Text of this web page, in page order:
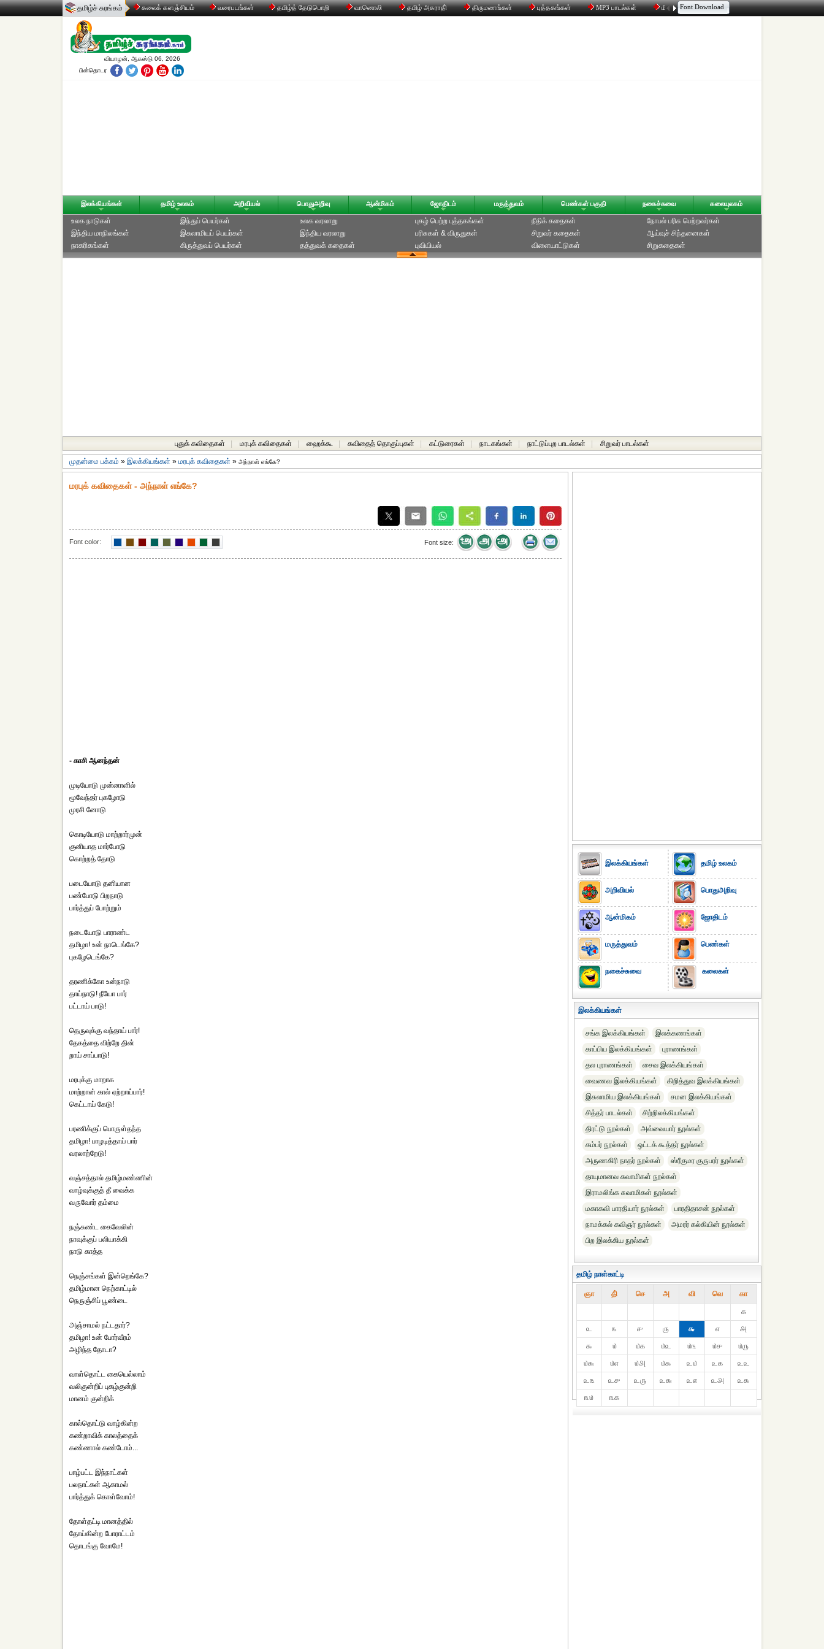
தமிழ்ச் சுரங்கம் கலைக் களஞ்சியம் வரைபடங்கள் தமிழ்த் தேடுபொறி வானொலி தமிழ் அகராதி் திருமணங்கள் புத்தகங்கள் MP3 பாடல்கள் மின்னஞ்சல் திரட்டி உரையாடல்
Font Download
வியாழன், ஆகஸ்டு 06, 2026
பின்தொடர
இலக்கியங்கள் தமிழ் உலகம் அறிவியல் பொதுஅறிவு ஆன்மிகம் ஜோதிடம் மருத்துவம் பெண்கள் பகுதி நகைச்சுவை கலையுலகம்
உலக நாடுகள்
இந்திய மாநிலங்கள்
நாகரிகங்கள்
இந்துப் பெயர்கள்
இசுலாமியப் பெயர்கள்
கிருத்துவப் பெயர்கள்
உலக வரலாறு
இந்திய வரலாறு
தத்துவக் கதைகள்
புகழ் பெற்ற புத்தகங்கள்
பரிசுகள் & விருதுகள்
புவியியல்
நீதிக் கதைகள்
சிறுவர் கதைகள்
விளையாட்டுகள்
நோபல் பரிசு‎ பெற்றவர்‎கள்
ஆய்வுச் சிந்தனைகள்
சிறுகதைகள்
புதுக் கவிதைகள் மரபுக் கவிதைகள் ஹைக்கூ கவிதைத் தொகுப்புகள் கட்டுரைகள் நாடகங்கள் நாட்டுப்புற பாடல்கள் சிறுவர் பாடல்கள்
முதன்மை பக்கம் » இலக்கியங்கள் » மரபுக் கவிதைகள் » அந்நாள் எங்கே?
மரபுக் கவிதைகள் - அந்நாள் எங்கே?
Font color: Font size:
- காசி ஆனந்தன்
முடியோடு முன்னாளில்
மூவேந்தர் புகழோடு
முரசி னோடு
கொடியோடு மாற்றார்முன்
குனியாத மார்போடு
கொற்றத் தோடு
படையோடு தனியான
பண்போடு பிறநாடு
பார்த்துப் போற்றும்
நடையோடு பாராண்ட
தமிழா! உன் நாடெங்கே?
புகழேடெங்கே?
தரணிக்கோ உன்நாடு
தாய்நாடு! நீயோ பார்
பட்டாய் பாடு!
தெருவுக்கு வந்தாய் பார்!
தேகத்தை விற்றே தின்
றாய் சாப்பாடு!
மரபுக்கு மாறாக
மாற்றான் கால் ஏற்றாய்பார்!
கெட்டாய் கேடு!
பரணிக்குப் பொருள்தந்த
தமிழா! பாழடித்தாய் பார்
வரலாற்றேடு!
வஞ்சத்தால் தமிழ்மண்ணின்
வாழ்வுக்குத் தீ வைக்க
வருவோர் தம்மை
நஞ்சுண்ட கைவேலின்
நாவுக்குப் பலியாக்கி
நாடு காத்த
நெஞ்சங்கள் இன்றெங்கே?
தமிழ்மான நெற்காட்டில்
நெருஞ்சிப் பூண்டை
அஞ்சாமல் நட்டதார்?
தமிழா! உன் போர்வீரம்
அழிந்த தோடா?
வாள்தொட்ட கையெல்லாம்
வலிகுன்றிப் புகழ்குன்றி
மானம் குன்றிக்
கால்தொட்டு வாழ்கின்ற
கண்றாவிக் காலத்தைக்
கண்ணால் கண்டோம்...
பாழ்பட்ட இந்நாட்கள்
பலநாட்கள் ஆகாமல்
பார்த்துக் கொள்வோம்!
தோள்தட்டி மானத்தில்
தோய்கின்ற போராட்டம்
தொடங்கு வோமே!
இலக்கியங்கள்
அறிவியல்
ஆன்மிகம்
மருத்துவம்
நகைச்சுவை
தமிழ் உலகம்
பொதுஅறிவு
ஜோதிடம்
பெண்கள்
கலைகள்
இலக்கியங்கள்
சங்க இலக்கியங்கள்
இலக்கணங்கள்
காப்பிய இலக்கியங்கள்
புராணங்கள்
தல புராணங்கள்
சைவ இலக்கியங்கள்
வைணவ இலக்கியங்கள்
கிறித்துவ இலக்கியங்கள்
இசுலாமிய இலக்கியங்கள்
சமன இலக்கியங்கள்
சித்தர் பாடல்கள்
சிற்றிலக்கியங்கள்
திரட்டு நூல்கள்
அவ்வையார் நூல்கள்
கம்பர் நூல்கள்
ஒட்டக் கூத்தர் நூல்கள்
அருணகிரி நாதர் நூல்கள்
ஸ்ரீகுமர குருபரர் நூல்கள்
தாயுமானவ சுவாமிகள் நூல்கள்
இராமலிங்க சுவாமிகள் நூல்கள்
மகாகவி பாரதியார் நூல்கள்
பாரதிதாசன் நூல்கள்
நாமக்கல் கவிஞர் நூல்கள்
அமரர் கல்கியின் நூல்கள்
பிற இலக்கிய நூல்கள்
தமிழ் நாள்காட்டி
ஞா தி் செ அ வி வெ கா
௧
௨
௩ ௪ ௫ ௬ ௭
௮
௯
௰ ௰௧ ௰௨ ௰௩ ௰௪
௰௫
௰௬
௰௭ ௰௮ ௰௯ ௨௰ ௨௧
௨௨
௨௩
௨௪ ௨௫ ௨௬ ௨௭ ௨௮
௨௯
௩௰
௩௧